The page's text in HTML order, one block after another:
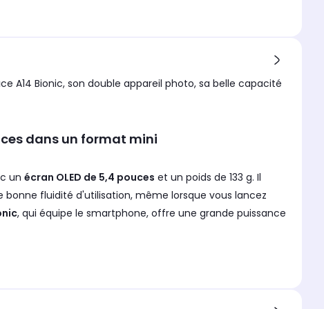
A14 Bionic, son double appareil photo, sa belle capacité
dans un format mini
un écran OLED de 5,4 pouces et un poids de 133 g. Il
bonne fluidité d'utilisation, même lorsque vous lancez
, qui équipe le smartphone, offre une grande puissance